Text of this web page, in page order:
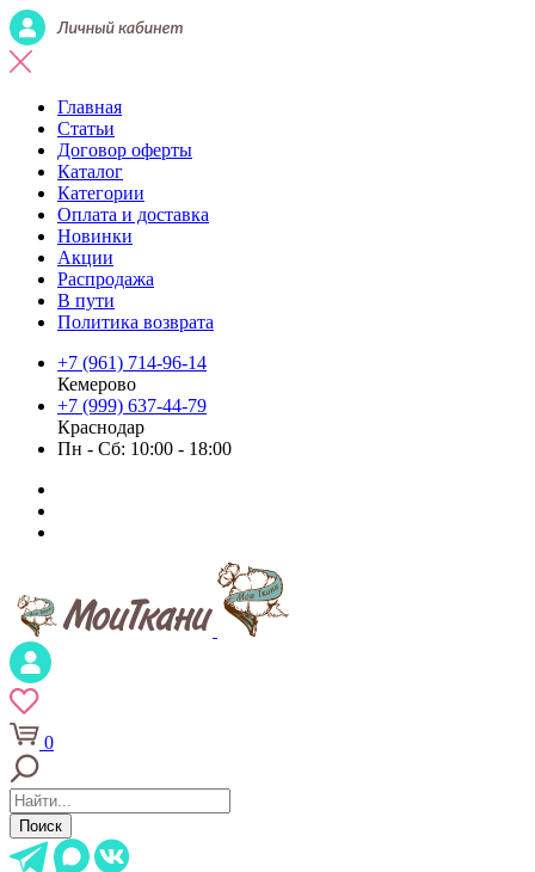
Главная
Статьи
Договор оферты
Каталог
Категории
Оплата и доставка
Новинки
Акции
Распродажа
В пути
Политика возврата
+7 (961) 714-96-14
Кемерово
+7 (999) 637-44-79
Краснодар
Пн - Сб: 10:00 - 18:00
0
Поиск